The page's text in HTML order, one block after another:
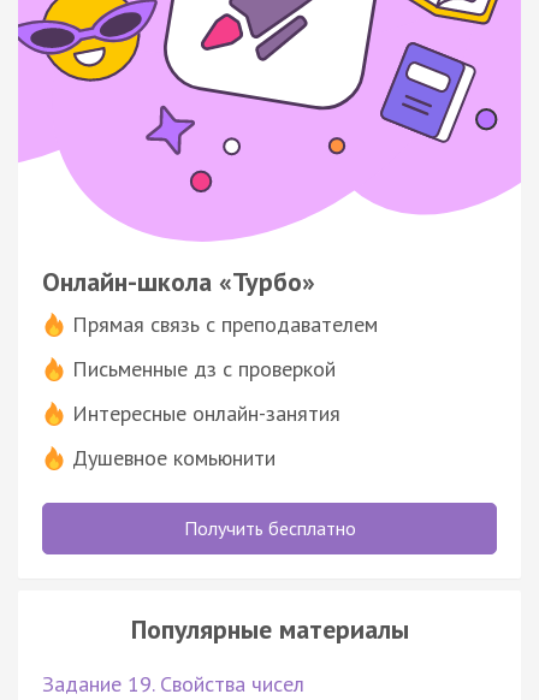
Онлайн-школа «Турбо»
Прямая связь с преподавателем
Письменные дз с проверкой
Интересные онлайн-занятия
Душевное комьюнити
Получить бесплатно
Популярные материалы
Задание 19. Свойства чисел